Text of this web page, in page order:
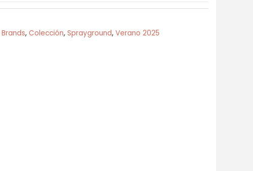
Brands, Colección, Sprayground, Verano 2025